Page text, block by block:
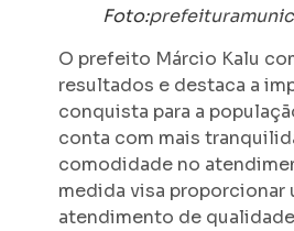
Foto:
O prefeito Márcio Kalu
resultados e destaca a
conquista para a
conta com mais
comodidade no
medida visa proporcionar
atendimento de